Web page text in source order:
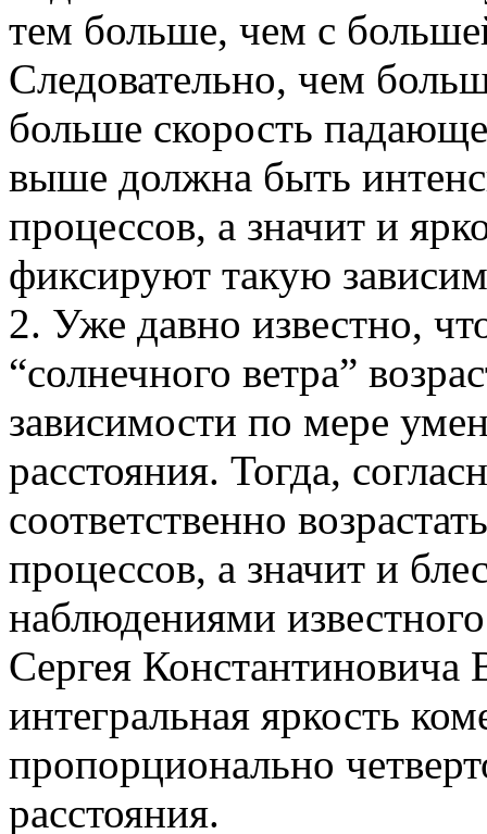
тем больше, чем с
Следовательно, чем
больше скорость
выше должна быть
процессов, а значит и
фиксируют такую
2. Уже давно известно,
“солнечного ветра”
зависимости по мере
расстояния. Тогда,
соответственно
процессов, а значит и
наблюдениями
Сергея Константиновича
интегральная яркость
пропорционально
расстояния.